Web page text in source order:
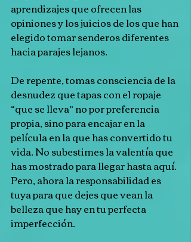
aprendizajes que ofrecen las
opiniones y los juicios de los que han
elegido tomar senderos diferentes
hacia parajes lejanos.
De repente, tomas consciencia de la
desnudez que tapas con el ropaje
“que se lleva” no por preferencia
propia, sino para encajar en la
película en la que has convertido tu
vida. No subestimes la valentía que
has mostrado para llegar hasta aquí.
Pero, ahora la responsabilidad es
tuya para que dejes que vean la
belleza que hay en tu perfecta
imperfección.